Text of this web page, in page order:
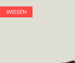
WISSEN